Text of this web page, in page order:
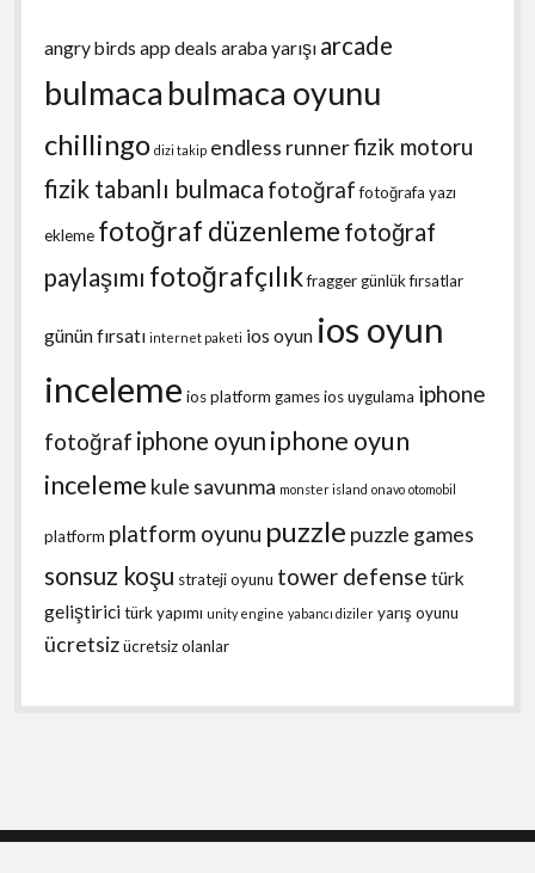
angry birds app deals araba yarışı arcade
bulmaca bulmaca oyunu
chillingo dizi takip endless runnerfizik motoru
fizik tabanlı bulmaca fotoğraf fotoğrafa yazı
ekleme fotoğraf düzenleme fotoğraf
paylaşımı fotoğrafçılıkfraggergünlük fırsatlar
günün fırsatı internet paketi ios oyun ios oyun
inceleme ios platform gamesios uygulama iphone
fotoğraf iphone oyun iphone oyun
inceleme kule savunma monster island onavo otomobil
platform platform oyunu puzzle puzzle games
sonsuz koşu strateji oyunu tower defense türk
geliştiricitürk yapımı unity engine yabancı diziler yarış oyunu
ücretsizücretsiz olanlar